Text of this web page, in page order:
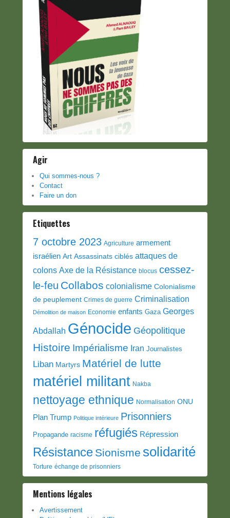
Agir
Qui sommes-nous ?
Contact
Faire un don
Etiquettes
7 octobre 2023 Agriculture armement
israélien Art Assassinats ciblés attaques de
colons Axe de la Résistance blocus cessez-
le-feu Collabos colonialisme Colonialisme
de peuplement Crimes de guerre Criminalisation
Démolition de maison Economie enfants Gaza Georges
Abdallah Génocide Géopolitique
Histoire Impérialisme Iran Journalistes
Liban Martyrs Matériel de lutte
matériel militant Nakba
nettoyage ethnique Normalisation ONU
Plan Trump Politique intérieure Prisonniers
Propagande racisme réfugiés Répression
Résistance Sionisme solidarité
Torture échange de prisonniers
Mentions légales
Avertissement